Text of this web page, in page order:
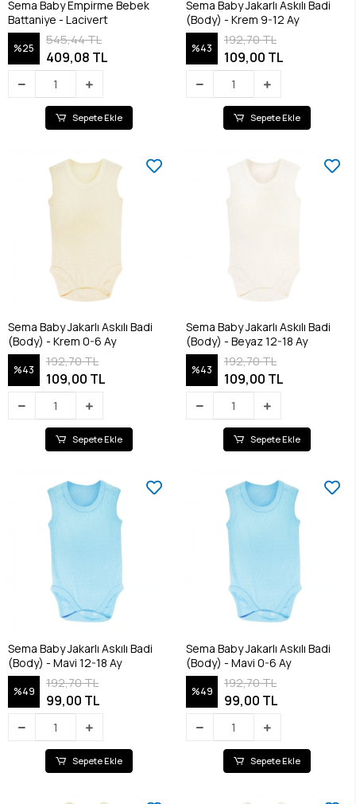
Sema Baby Empirme Bebek
Battaniye - Lacivert
%25
545,44 TL
409,08 TL
Sepete Ekle
Sema Baby Jakarlı Askılı Badi
(Body) - Krem 9-12 Ay
%43
192,70 TL
109,00 TL
Sepete Ekle
Sema Baby Jakarlı Askılı Badi
(Body) - Krem 0-6 Ay
%43
192,70 TL
109,00 TL
Sepete Ekle
Sema Baby Jakarlı Askılı Badi
(Body) - Beyaz 12-18 Ay
%43
192,70 TL
109,00 TL
Sepete Ekle
Sema Baby Jakarlı Askılı Badi
(Body) - Mavi 12-18 Ay
%49
192,70 TL
99,00 TL
Sepete Ekle
Sema Baby Jakarlı Askılı Badi
(Body) - Mavi 0-6 Ay
%49
192,70 TL
99,00 TL
Sepete Ekle